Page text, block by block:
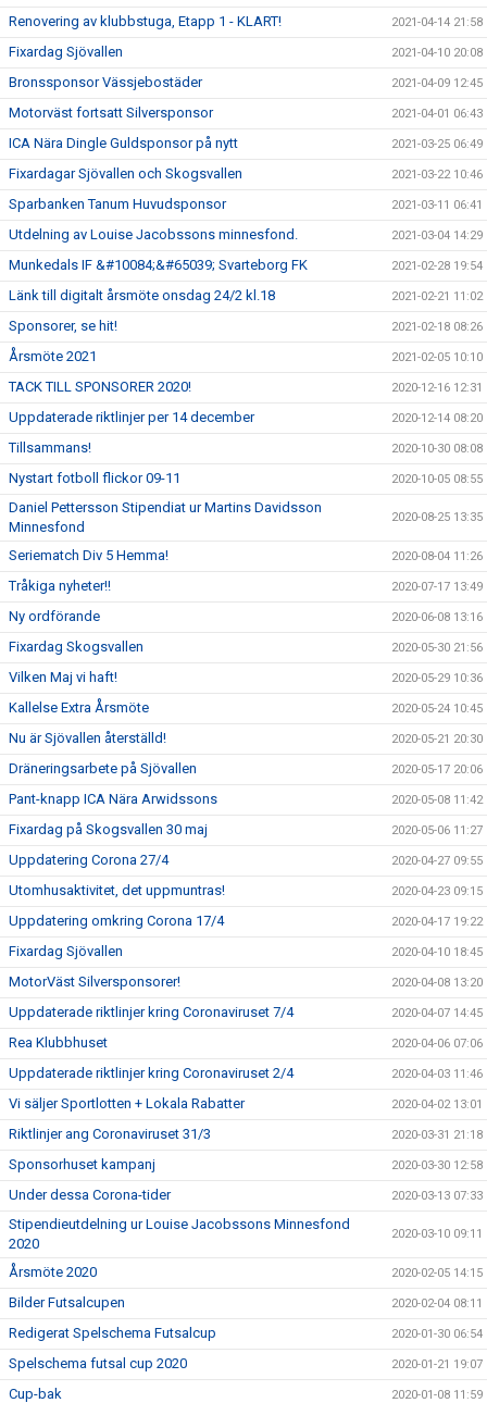
Renovering av klubbstuga, Etapp 1 - KLART! 2021-04-14 21:58
Fixardag Sjövallen 2021-04-10 20:08
Bronssponsor Vässjebostäder 2021-04-09 12:45
Motorväst fortsatt Silversponsor 2021-04-01 06:43
ICA Nära Dingle Guldsponsor på nytt 2021-03-25 06:49
Fixardagar Sjövallen och Skogsvallen 2021-03-22 10:46
Sparbanken Tanum Huvudsponsor 2021-03-11 06:41
Utdelning av Louise Jacobssons minnesfond. 2021-03-04 14:29
Munkedals IF &#10084;&#65039; Svarteborg FK 2021-02-28 19:54
Länk till digitalt årsmöte onsdag 24/2 kl.18 2021-02-21 11:02
Sponsorer, se hit! 2021-02-18 08:26
Årsmöte 2021 2021-02-05 10:10
TACK TILL SPONSORER 2020! 2020-12-16 12:31
Uppdaterade riktlinjer per 14 december 2020-12-14 08:20
Tillsammans! 2020-10-30 08:08
Nystart fotboll flickor 09-11 2020-10-05 08:55
Daniel Pettersson Stipendiat ur Martins Davidsson
Minnesfond
2020-08-25 13:35
Seriematch Div 5 Hemma! 2020-08-04 11:26
Tråkiga nyheter!! 2020-07-17 13:49
Ny ordförande 2020-06-08 13:16
Fixardag Skogsvallen 2020-05-30 21:56
Vilken Maj vi haft! 2020-05-29 10:36
Kallelse Extra Årsmöte 2020-05-24 10:45
Nu är Sjövallen återställd! 2020-05-21 20:30
Dräneringsarbete på Sjövallen 2020-05-17 20:06
Pant-knapp ICA Nära Arwidssons 2020-05-08 11:42
Fixardag på Skogsvallen 30 maj 2020-05-06 11:27
Uppdatering Corona 27/4 2020-04-27 09:55
Utomhusaktivitet, det uppmuntras! 2020-04-23 09:15
Uppdatering omkring Corona 17/4 2020-04-17 19:22
Fixardag Sjövallen 2020-04-10 18:45
MotorVäst Silversponsorer! 2020-04-08 13:20
Uppdaterade riktlinjer kring Coronaviruset 7/4 2020-04-07 14:45
Rea Klubbhuset 2020-04-06 07:06
Uppdaterade riktlinjer kring Coronaviruset 2/4 2020-04-03 11:46
Vi säljer Sportlotten + Lokala Rabatter 2020-04-02 13:01
Riktlinjer ang Coronaviruset 31/3 2020-03-31 21:18
Sponsorhuset kampanj 2020-03-30 12:58
Under dessa Corona-tider 2020-03-13 07:33
Stipendieutdelning ur Louise Jacobssons Minnesfond
2020
2020-03-10 09:11
Årsmöte 2020 2020-02-05 14:15
Bilder Futsalcupen 2020-02-04 08:11
Redigerat Spelschema Futsalcup 2020-01-30 06:54
Spelschema futsal cup 2020 2020-01-21 19:07
Cup-bak 2020-01-08 11:59